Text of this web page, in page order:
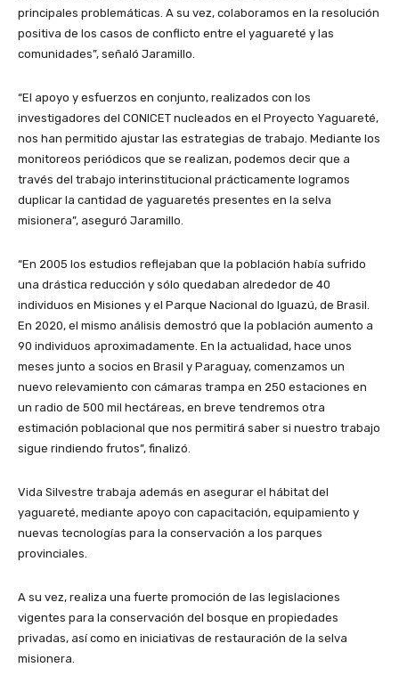
principales problemáticas. A su vez, colaboramos en la resolución
positiva de los casos de conflicto entre el yaguareté y las
comunidades”, señaló Jaramillo.
“El apoyo y esfuerzos en conjunto, realizados con los
investigadores del CONICET nucleados en el Proyecto Yaguareté,
nos han permitido ajustar las estrategias de trabajo. Mediante los
monitoreos periódicos que se realizan, podemos decir que a
través del trabajo interinstitucional prácticamente logramos
duplicar la cantidad de yaguaretés presentes en la selva
misionera”, aseguró Jaramillo.
“En 2005 los estudios reflejaban que la población había sufrido
una drástica reducción y sólo quedaban alrededor de 40
individuos en Misiones y el Parque Nacional do Iguazú, de Brasil.
En 2020, el mismo análisis demostró que la población aumento a
90 individuos aproximadamente. En la actualidad, hace unos
meses junto a socios en Brasil y Paraguay, comenzamos un
nuevo relevamiento con cámaras trampa en 250 estaciones en
un radio de 500 mil hectáreas, en breve tendremos otra
estimación poblacional que nos permitirá saber si nuestro trabajo
sigue rindiendo frutos”, finalizó.
Vida Silvestre trabaja además en asegurar el hábitat del
yaguareté, mediante apoyo con capacitación, equipamiento y
nuevas tecnologías para la conservación a los parques
provinciales.
A su vez, realiza una fuerte promoción de las legislaciones
vigentes para la conservación del bosque en propiedades
privadas, así como en iniciativas de restauración de la selva
misionera.